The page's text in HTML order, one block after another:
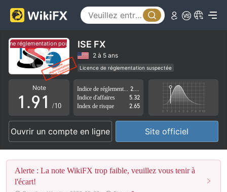
réglementation pour l'instant. Aucune réglementation pour l'instant.
ISE FX
2 à 5 ans
Licence de réglementation suspectée
Région d'affaires suspectée
Risque élevé potentiel
Note
0
1
2
3
4
5
.
5
6
7
8
9
0
1
2
3
4
/10
Indice d'affaires
5.32
Index de risque
2.65
Ouvrir un compte en ligne Site officiel
Alerte : La note WikiFX trop faible, veuillez vous tenir à
l'écart!